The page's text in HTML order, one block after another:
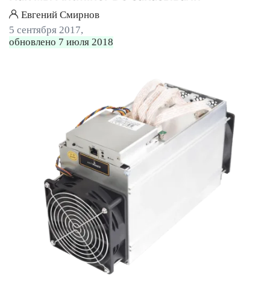
Евгений Смирнов
5 сентября 2017,
обновлено 7 июля 2018